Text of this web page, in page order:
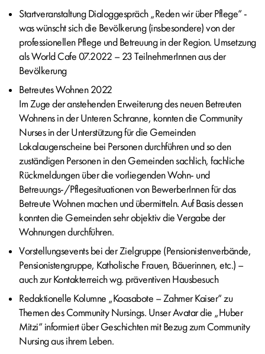
Startveranstaltung Dialoggespräch „Reden wir über Pflege“ -
was wünscht sich die Bevölkerung (insbesondere) von der
professionellen Pflege und Betreuung in der Region. Umsetzung
als World Cafe 07.2022 – 23 TeilnehmerInnen aus der
Bevölkerung
Betreutes Wohnen 2022
Im Zuge der anstehenden Erweiterung des neuen Betreuten
Wohnens in der Unteren Schranne, konnten die Community
Nurses in der Unterstützung für die Gemeinden
Lokalaugenscheine bei Personen durchführen und so den
zuständigen Personen in den Gemeinden sachlich, fachliche
Rückmeldungen über die vorliegenden Wohn- und
Betreuungs-/Pflegesituationen von BewerberInnen für das
Betreute Wohnen machen und übermitteln. Auf Basis dessen
konnten die Gemeinden sehr objektiv die Vergabe der
Wohnungen durchführen.
Vorstellungsevents bei der Zielgruppe (Pensionistenverbände,
Pensionistengruppe, Katholische Frauen, Bäuerinnen, etc.) –
auch zur Kontakterreich wg. präventiven Hausbesuch
Redaktionelle Kolumne „Koasabote – Zahmer Kaiser“ zu
Themen des Community Nursings. Unser Avatar die „Huber
Mitzi“ informiert über Geschichten mit Bezug zum Community
Nursing aus ihrem Leben.